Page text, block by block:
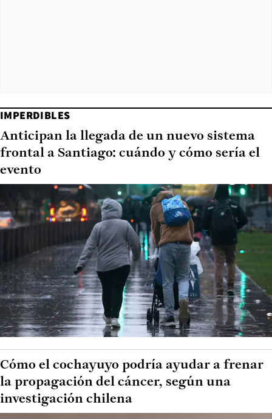
IMPERDIBLES
Anticipan la llegada de un nuevo sistema
frontal a Santiago: cuándo y cómo sería el
evento
Cómo el cochayuyo podría ayudar a frenar
la propagación del cáncer, según una
investigación chilena